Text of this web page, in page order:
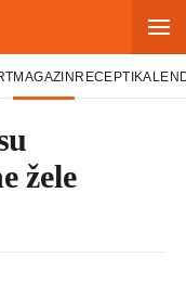
MAGAZIN RECEPTI
žele